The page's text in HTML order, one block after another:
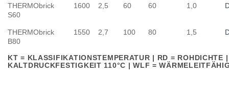
THERMObrick
S60
1600 2,5 60 60 1,0
THERMObrick
B80
1550 2,7 100 80 1,5
KT = KLASSIFIKATIONSTEMPERATUR | RD = ROHDICHTE
KALTDRUCKFESTIGKEIT 110°C | WLF =